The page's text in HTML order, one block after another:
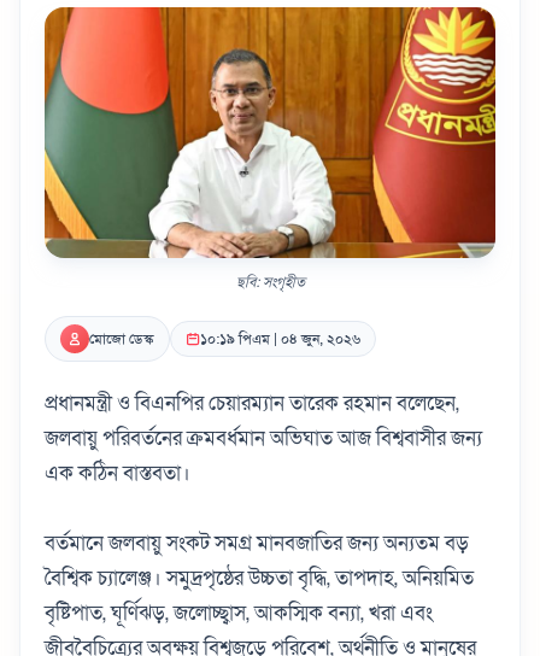
ছবি: সংগৃহীত
মোজো ডেস্ক ১০:১৯ পিএম | ০৪ জুন, ২০২৬
প্রধানমন্ত্রী ও বিএনপির চেয়ারম্যান তারেক রহমান বলেছেন,
জলবায়ু পরিবর্তনের ক্রমবর্ধমান অভিঘাত আজ বিশ্ববাসীর জন্য
এক কঠিন বাস্তবতা।
বর্তমানে জলবায়ু সংকট সমগ্র মানবজাতির জন্য অন্যতম বড়
বৈশ্বিক চ্যালেঞ্জ। সমুদ্রপৃষ্ঠের উচ্চতা বৃদ্ধি, তাপদাহ, অনিয়মিত
বৃষ্টিপাত, ঘূর্ণিঝড়, জলোচ্ছ্বাস, আকস্মিক বন্যা, খরা এবং
জীববৈচিত্র্যের অবক্ষয় বিশ্বজুড়ে পরিবেশ, অর্থনীতি ও মানুষের